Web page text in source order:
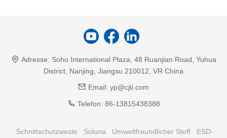
Adresse: Soho International Plaza, 48 Ruanjian Road, Yuhua
District, Nanjing, Jiangsu 210012, VR China
Email: yp@cjti.com
Telefon: 86-13815438388
Schnittschutzweste Solona Umweltfreundlicher Stoff
ESD-